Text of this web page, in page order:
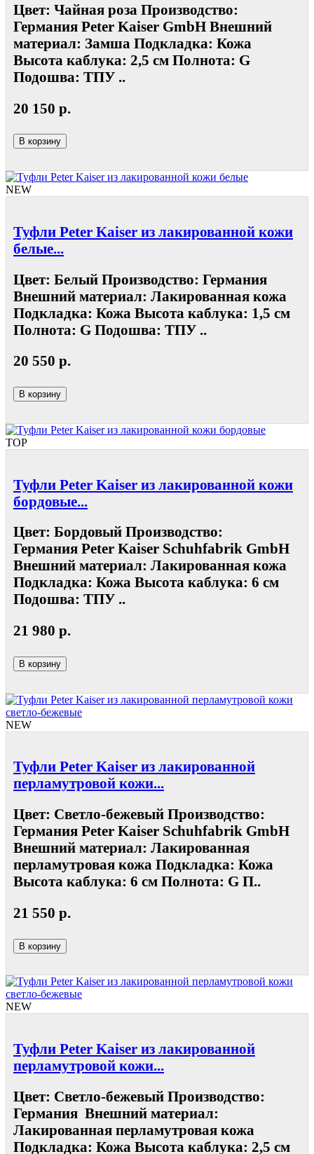
Цвет: Чайная роза Производство:
Германия Peter Kaiser GmbH Внешний
материал: Замша Подкладка: Кожа
Высота каблука: 2,5 см Полнота: G
Подошва: ТПУ ..
20 150 р.
В корзину
NEW
Туфли Peter Kaiser из лакированной кожи
белые...
Цвет: Белый Производство: Германия
Внешний материал: Лакированная кожа
Подкладка: Кожа Высота каблука: 1,5 см
Полнота: G Подошва: ТПУ ..
20 550 р.
В корзину
TOP
Туфли Peter Kaiser из лакированной кожи
бордовые...
Цвет: Бордовый Производство:
Германия Peter Kaiser Schuhfabrik GmbH
Внешний материал: Лакированная кожа
Подкладка: Кожа Высота каблука: 6 см
Подошва: ТПУ ..
21 980 р.
В корзину
NEW
Туфли Peter Kaiser из лакированной
перламутровой кожи...
Цвет: Светло-бежевый Производство:
Германия Peter Kaiser Schuhfabrik GmbH
Внешний материал: Лакированная
перламутровая кожа Подкладка: Кожа
Высота каблука: 6 см Полнота: G П..
21 550 р.
В корзину
NEW
Туфли Peter Kaiser из лакированной
перламутровой кожи...
Цвет: Светло-бежевый Производство:
Германия Внешний материал:
Лакированная перламутровая кожа
Подкладка: Кожа Высота каблука: 2,5 см